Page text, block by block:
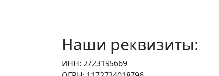
Наши реквизиты:
ИНН: 2723195669